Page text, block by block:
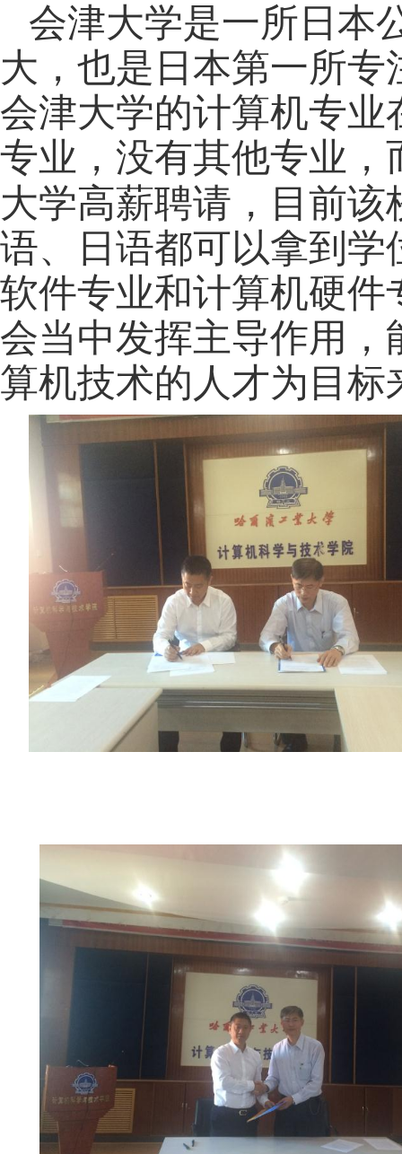
会津大学是一所日本
大，也是日本第一所
会津大学的计算机专
专业，没有其他专业
大学高薪聘请，目前
语、日语都可以拿到
软件专业和计算机硬
会当中发挥主导作用
算机技术的人才为目标